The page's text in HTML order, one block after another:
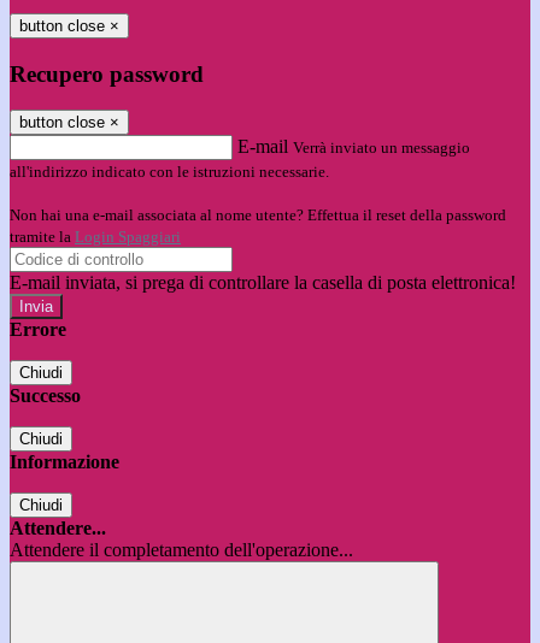
button close ×
Recupero password
button close ×
E-mail Verrà inviato un messaggio
all'indirizzo indicato con le istruzioni necessarie.
Non hai una e-mail associata al nome utente? Effettua il reset della password
tramite la Login Spaggiari
E-mail inviata, si prega di controllare la casella di posta elettronica!
Errore
Chiudi
Successo
Chiudi
Informazione
Chiudi
Attendere...
Attendere il completamento dell'operazione...